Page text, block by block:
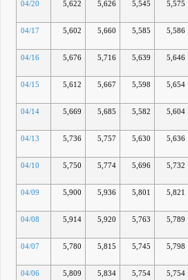
04/20 5,622 5,626 5,545 5,575
04/17 5,602 5,660 5,585 5,586
04/16
5,676 5,716 5,639 5,646
04/15 5,612 5,667 5,598 5,654
04/14 5,669 5,685 5,582 5,604
04/13 5,736 5,757 5,630 5,636
04/10 5,750 5,774 5,696 5,732
04/09 5,900 5,936 5,801 5,821
04/08 5,914 5,920 5,763 5,789
04/07 5,780 5,815 5,745 5,798
04/06 5,809 5,834 5,754 5,754